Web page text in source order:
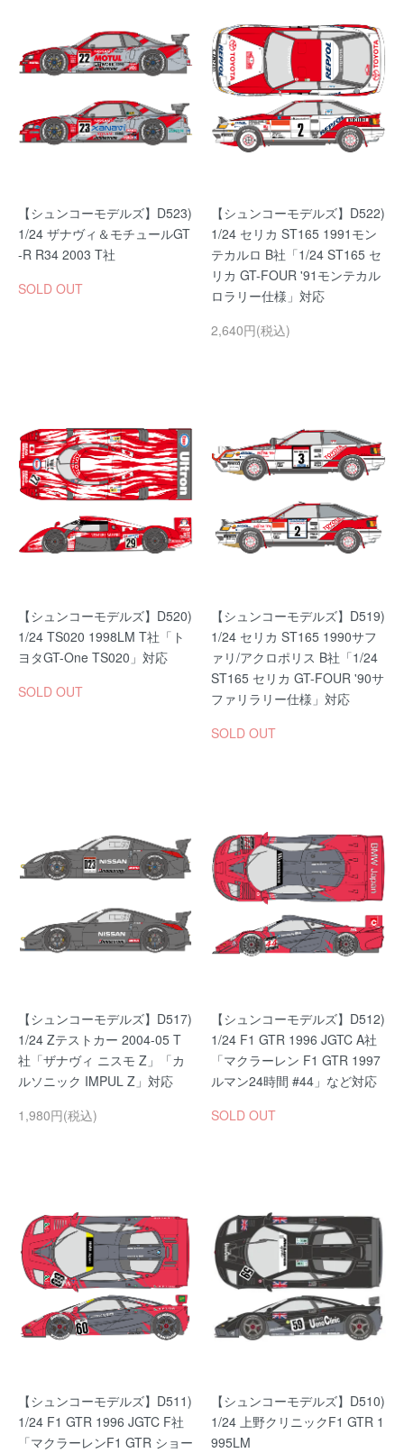
【シュンコーモデルズ】D523)
1/24 ザナヴィ＆モチュールGT
-R R34 2003 T社
SOLD OUT
【シュンコーモデルズ】D522)
1/24 セリカ ST165 1991モン
テカルロ B社「1/24 ST165 セ
リカ GT-FOUR '91モンテカル
ロラリー仕様」対応
2,640円(税込)
【シュンコーモデルズ】D520)
1/24 TS020 1998LM T社「ト
ヨタGT-One TS020」対応
SOLD OUT
【シュンコーモデルズ】D519)
1/24 セリカ ST165 1990サフ
ァリ/アクロポリス B社「1/24
ST165 セリカ GT-FOUR '90サ
ファリラリー仕様」対応
SOLD OUT
【シュンコーモデルズ】D517)
1/24 Zテストカー 2004-05 T
社「ザナヴィ ニスモ Z」「カ
ルソニック IMPUL Z」対応
1,980円(税込)
【シュンコーモデルズ】D512)
1/24 F1 GTR 1996 JGTC A社
「マクラーレン F1 GTR 1997
ルマン24時間 #44」など対応
SOLD OUT
【シュンコーモデルズ】D511)
1/24 F1 GTR 1996 JGTC F社
「マクラーレンF1 GTR ショー
【シュンコーモデルズ】D510)
1/24 上野クリニックF1 GTR 1
995LM